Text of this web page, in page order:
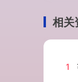
相关
1